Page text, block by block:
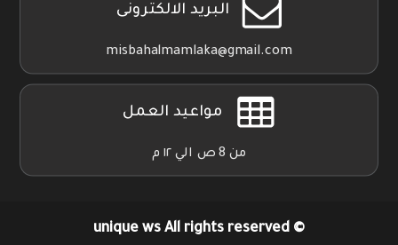
البريد الالكترونى
misbahalmamlaka@gmail.com
مواعيد العمل
من 8 ص الي ١٢ م
©
unique ws All rights reserved